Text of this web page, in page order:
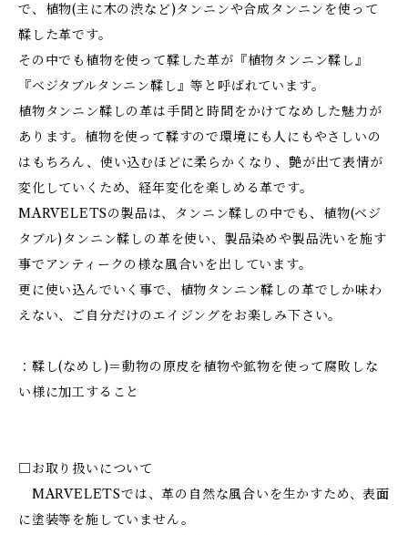
で、植物(主に木の渋など)タンニンや合成タンニンを使って
鞣した革です。
その中でも植物を使って鞣した革が『植物タンニン鞣し』
『ベジタブルタンニン鞣し』等と呼ばれています。
植物タンニン鞣しの革は手間と時間をかけてなめした魅力が
あります。植物を使って鞣すので環境にも人にもやさしいの
はもちろん、使い込むほどに柔らかくなり、艶が出て表情が
変化していくため、経年変化を楽しめる革です。
MARVELETSの製品は、タンニン鞣しの中でも、植物(ベジ
タブル)タンニン鞣しの革を使い、製品染めや製品洗いを施す
事でアンティークの様な風合いを出しています。
更に使い込んでいく事で、植物タンニン鞣しの革でしか味わ
えない、ご自分だけのエイジングをお楽しみ下さい。
：鞣し(なめし)＝動物の原皮を植物や鉱物を使って腐敗しな
い様に加工すること
□お取り扱いについて
MARVELETSでは、革の自然な風合いを生かすため、表面
に塗装等を施していません。